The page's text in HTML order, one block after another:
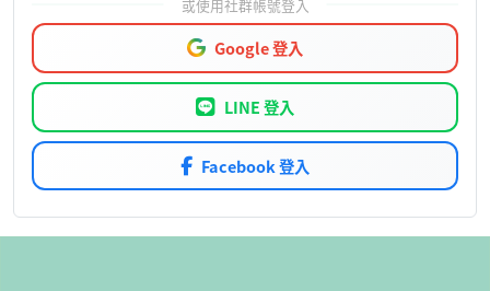
Google 登入
LINE 登入
Facebook 登入